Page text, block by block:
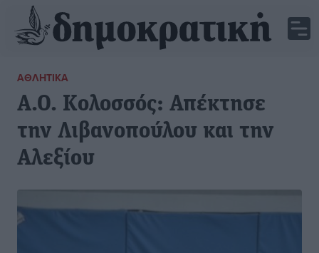
ΑΘΛΗΤΙΚΆ
Α.Ο. Κολοσσός: Απέκτησε
την Λιβανοπούλου και την
Αλεξίου